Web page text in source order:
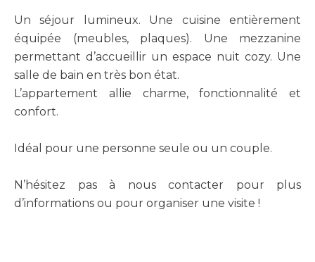
Un séjour lumineux. Une cuisine entièrement
équipée (meubles, plaques). Une mezzanine
permettant d’accueillir un espace nuit cozy. Une
salle de bain en très bon état.
L’appartement allie charme, fonctionnalité et
confort.
Idéal pour une personne seule ou un couple.
N’hésitez pas à nous contacter pour plus
d’informations ou pour organiser une visite !